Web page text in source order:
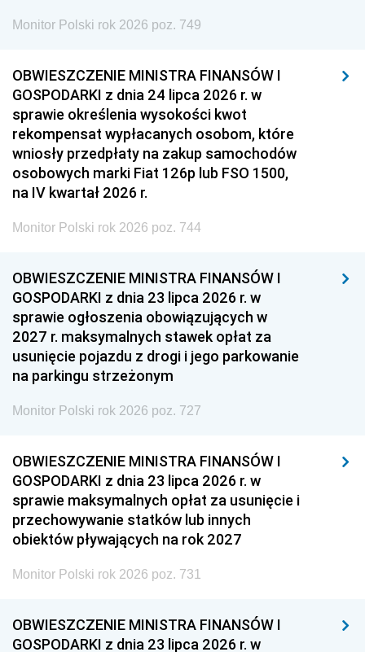
Monitor Polski rok 2026 poz. 749
OBWIESZCZENIE MINISTRA FINANSÓW I
GOSPODARKI z dnia 24 lipca 2026 r. w
sprawie określenia wysokości kwot
rekompensat wypłacanych osobom, które
wniosły przedpłaty na zakup samochodów
osobowych marki Fiat 126p lub FSO 1500,
na IV kwartał 2026 r.
Monitor Polski rok 2026 poz. 744
OBWIESZCZENIE MINISTRA FINANSÓW I
GOSPODARKI z dnia 23 lipca 2026 r. w
sprawie ogłoszenia obowiązujących w
2027 r. maksymalnych stawek opłat za
usunięcie pojazdu z drogi i jego parkowanie
na parkingu strzeżonym
Monitor Polski rok 2026 poz. 727
OBWIESZCZENIE MINISTRA FINANSÓW I
GOSPODARKI z dnia 23 lipca 2026 r. w
sprawie maksymalnych opłat za usunięcie i
przechowywanie statków lub innych
obiektów pływających na rok 2027
Monitor Polski rok 2026 poz. 731
OBWIESZCZENIE MINISTRA FINANSÓW I
GOSPODARKI z dnia 23 lipca 2026 r. w